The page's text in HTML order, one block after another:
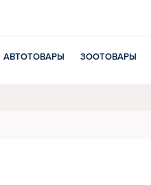
АВТОТОВАРЫ ЗООТОВАРЫ